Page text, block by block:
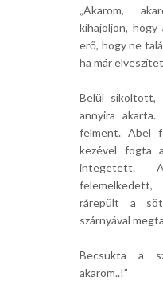
„Akarom,
kihajoljon,
erő, hogy ne
ha már
Belül sikoltott,
annyira
felment. Abel
kezével fogta
integetett.
rárepült a
szárnyával
Becsukta a
akarom..!”